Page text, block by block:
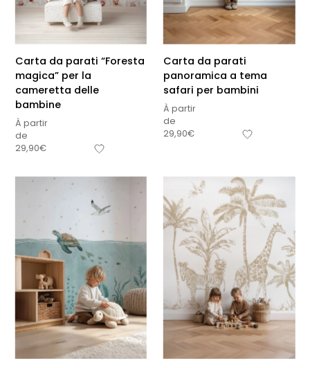
Carta da parati “Foresta
magica” per la
cameretta delle
bambine
À partir
de
29,90€
Carta da parati
panoramica a tema
safari per bambini
À partir
de
29,90€